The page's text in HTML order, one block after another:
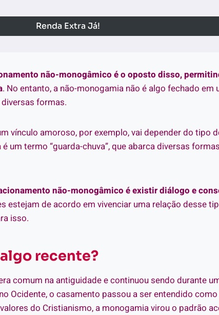
Renda Extra Já!
não-monogâmico é o oposto disso,
. No entanto, a não-monogamia não é algo fechado em
formas.
vínculo amoroso, por exemplo, vai depender do tipo
um termo “guarda-chuva”, que abarca diversas
não-monogâmico é existir diálogo e
estejam de acordo em vivenciar uma relação desse
isso.
recente?
comum na antiguidade e continuou sendo durante
Ocidente, o casamento passou a ser entendido
do Cristianismo, a monogamia virou o padrão